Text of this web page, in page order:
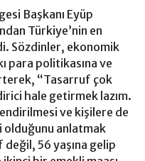
Başkanı Eyüp
Türkiye’nin en
Sözdinler, ekonomik
para politikasına ve
“Tasarruf çok
hale getirmek lazım.
ve kişilere de
olduğunu anlatmak
56 yaşına gelip